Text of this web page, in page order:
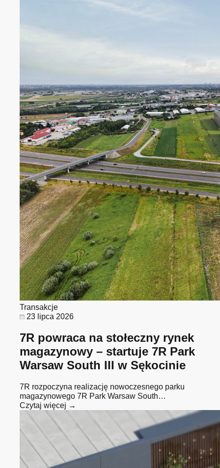
Transakcje
23 lipca 2026
7R powraca na stołeczny rynek
magazynowy – startuje 7R Park
Warsaw South III w Sękocinie
7R rozpoczyna realizację nowoczesnego parku
magazynowego 7R Park Warsaw South…
Czytaj więcej →